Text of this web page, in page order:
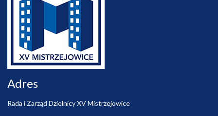
Adres
Rada i Zarząd Dzielnicy XV Mistrzejowice